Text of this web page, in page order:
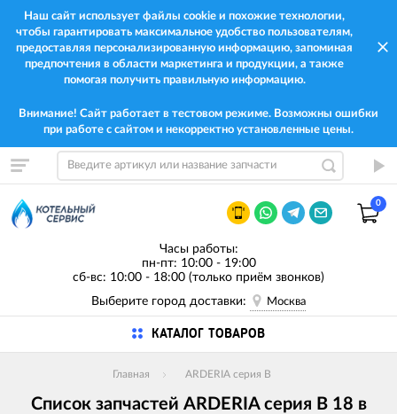
Наш сайт использует файлы cookie и похожие технологии,
чтобы гарантировать максимальное удобство пользователям,
предоставляя персонализированную информацию, запоминая
предпочтения в области маркетинга и продукции, а также
помогая получить правильную информацию.
Внимание! Сайт работает в тестовом режиме. Возможны ошибки
при работе с сайтом и некорректно установленные цены.
0
Часы работы:
пн-пт: 10:00 - 19:00
сб-вс: 10:00 - 18:00 (только приём звонков)
Выберите город доставки:
Москва
КАТАЛОГ ТОВАРОВ
Главная ARDERIA серия B
Список запчастей ARDERIA серия B 18 в